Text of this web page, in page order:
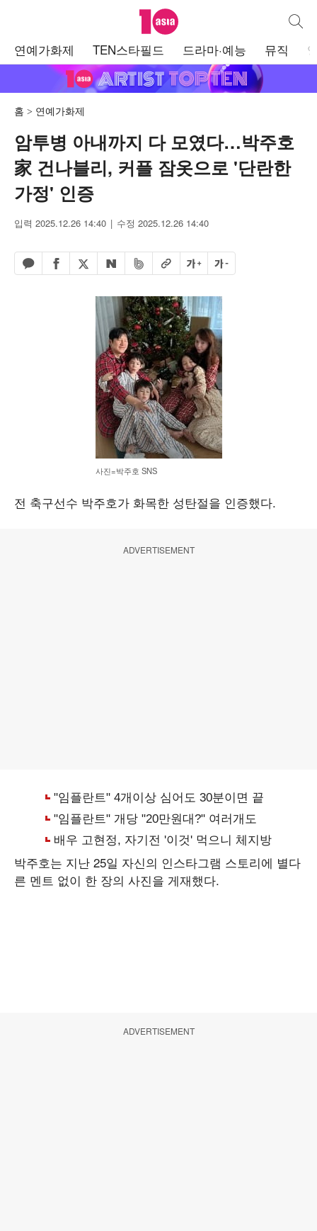
텐아시아 통합
연예가화제 TEN스타필드 드라마·예능 뮤직
홈 연예가화제
암투병 아내까지 다 모였다…박주호
家 건나블리, 커플 잠옷으로 '단란한
가정' 인증
입력 2025.12.26 14:40 수정 2025.12.26 14:40
카카오톡 공유하기
페이스북 공유하기
엑스 공유하기
네이버 공유하기
밴드 공유하기
URL복사글자 크게글자 작게
사진=박주호 SNS
전 축구선수 박주호가 화목한 성탄절을 인증했다.
ADVERTISEMENT
박주호는 지난 25일 자신의 인스타그램 스토리에 별다
른 멘트 없이 한 장의 사진을 게재했다.
ADVERTISEMENT